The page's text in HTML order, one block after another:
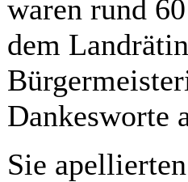
waren rund
dem
Dankesworte
Sie